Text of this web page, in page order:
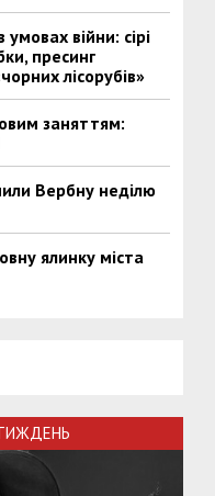
умовах війни: сірі
пресинг
лісорубів»
заняттям:
Вербну неділю
ялинку міста